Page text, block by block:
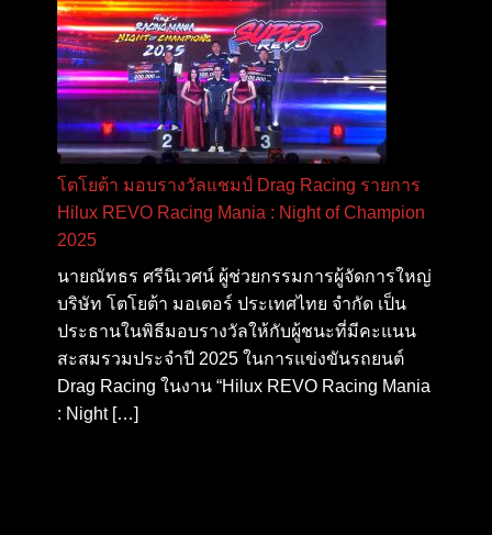
โตโยต้า มอบรางวัลแชมป์ Drag Racing รายการ
Hilux REVO Racing Mania : Night of Champion
2025
นายณัทธร ศรีนิเวศน์ ผู้ช่วยกรรมการผู้จัดการใหญ่
บริษัท โตโยต้า มอเตอร์ ประเทศไทย จำกัด เป็น
ประธานในพิธีมอบรางวัลให้กับผู้ชนะที่มีคะแนน
สะสมรวมประจำปี 2025 ในการแข่งขันรถยนต์
Drag Racing ในงาน “Hilux REVO Racing Mania
: Night […]